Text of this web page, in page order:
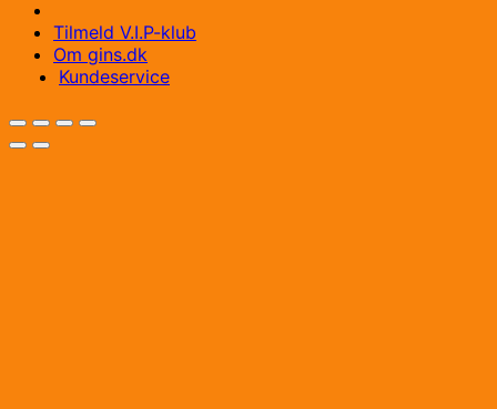
Tilmeld V.I.P-klub
Om gins.dk
Kundeservice